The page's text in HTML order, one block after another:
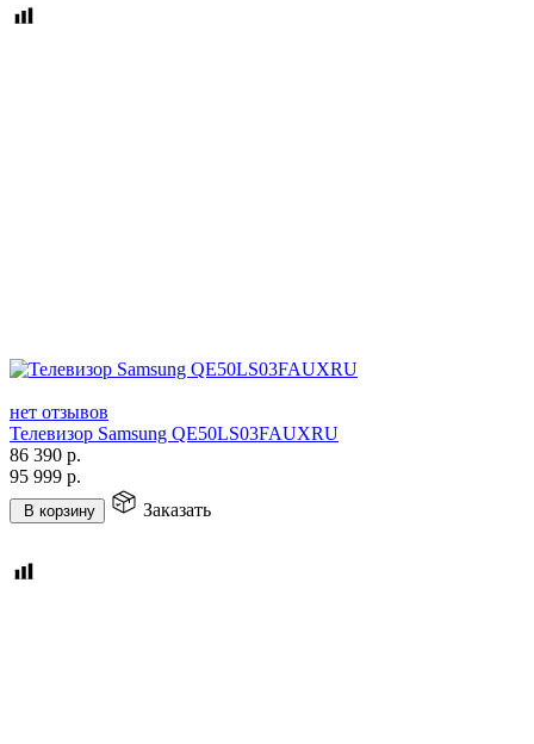
нет отзывов
Телевизор Samsung QE50LS03FAUXRU
86 390 р.
95 999 р.
В корзину Заказать